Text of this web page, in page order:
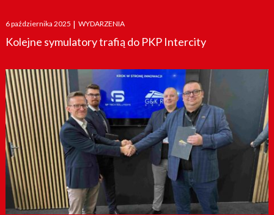
Posted
on
6 października 2025 | WYDARZENIA
Kolejne symulatory trafią do PKP Intercity